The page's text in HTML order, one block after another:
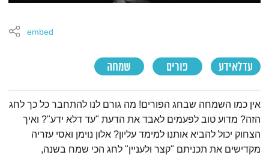
עדלאידע פורים שמחה
embed
תמצית הפודקאסט
אין כמו השמחה שבחג הפורים! מה גורם לנו להתחבר כל כך לחג
הזה? מדוע טוב לפעמים לאבד את הדעת "עד דלא ידע"? ואיך
הצחוק יכול להביא אותנו למימד עליון? אלון נוימן ואסי עזריה
מקדישים את תכניתם "קצר ולעניין" לחג הכי שמח בשנה,